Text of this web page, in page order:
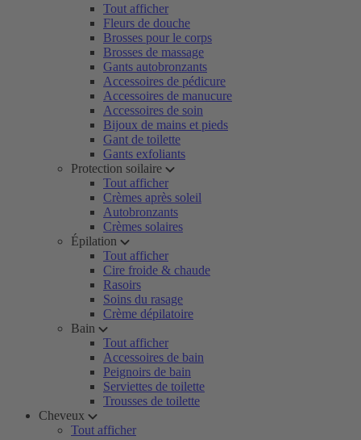
Tout afficher
Fleurs de douche
Brosses pour le corps
Brosses de massage
Gants autobronzants
Accessoires de pédicure
Accessoires de manucure
Accessoires de soin
Bijoux de mains et pieds
Gant de toilette
Gants exfoliants
Protection soilaire
Tout afficher
Crèmes après soleil
Autobronzants
Crèmes solaires
Épilation
Tout afficher
Cire froide & chaude
Rasoirs
Soins du rasage
Crème dépilatoire
Bain
Tout afficher
Accessoires de bain
Peignoirs de bain
Serviettes de toilette
Trousses de toilette
Cheveux
Tout afficher